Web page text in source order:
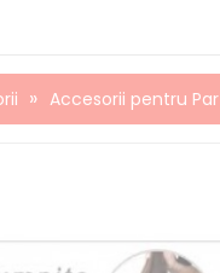
Accesorii pentru Par